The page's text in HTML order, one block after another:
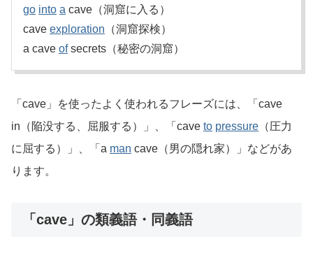
go into a cave（洞窟に入る）
cave exploration （洞窟探検）
a cave ofsecrets（秘密の洞窟）
「cave」を使ったよく使われるフレーズには、「cave
in（陥没する、屈服する）」、「cave to pressure （圧力
に屈する）」、「a man cave（男の隠れ家）」などがあ
ります。
「cave」の類義語・同義語